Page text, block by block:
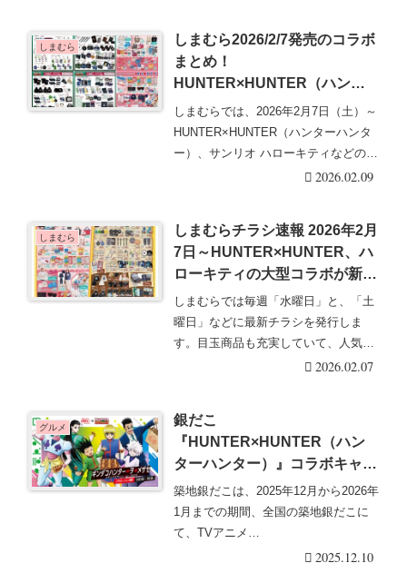
しまむら
しまむら2026/2/7発売のコラボ
まとめ！
HUNTER×HUNTER（ハンタ
ーハンター）、サンリオ ハロ
ーキティなど♡ソックスフェ
ア！口コミ、入荷数、行列、売
しまむらでは、2026年2月7日（土）～
HUNTER×HUNTER（ハンターハンタ
ー）、サンリオ ハローキティなどのコ
2026.02.09
しまむら
しまむらチラシ速報 2026年2月
7日～HUNTER×HUNTER、ハ
ローキティの大型コラボが新発
売！推しキャラアイテムコレク
ション！
しまむらでは毎週「水曜日」と、「土
曜日」などに最新チラシを発行しま
す。目玉商品も充実していて、人気の
グッズは発売後即売り・・・続きを読
2026.02.07
グルメ
銀だこ
『HUNTER×HUNTER（ハン
ターハンター）』コラボキャン
ペーンまとめ！コラボメニュ
ー、カード・クリアファイルお
まけも！12月10日から2026年2
月9日まで！シークレットも！
築地銀だこは、2025年12月から2026年
1月までの期間、全国の築地銀だこに
て、TVアニメ
『HUNTER×HUNTER・・・続きを読
2025.12.10